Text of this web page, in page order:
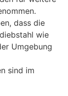
dass die
wie
Umgebung
sind im